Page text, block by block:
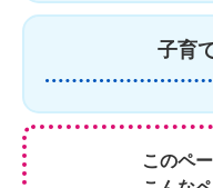
子育
このペ